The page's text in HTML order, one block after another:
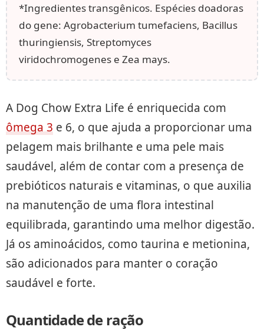
*Ingredientes transgênicos. Espécies doadoras
do gene: Agrobacterium tumefaciens, Bacillus
thuringiensis, Streptomyces
viridochromogenes e Zea mays.
A Dog Chow Extra Life é enriquecida com
ômega 3 e 6, o que ajuda a proporcionar uma
pelagem mais brilhante e uma pele mais
saudável, além de contar com a presença de
prebióticos naturais e vitaminas, o que auxilia
na manutenção de uma flora intestinal
equilibrada, garantindo uma melhor digestão.
Já os aminoácidos, como taurina e metionina,
são adicionados para manter o coração
saudável e forte.
Quantidade de ração